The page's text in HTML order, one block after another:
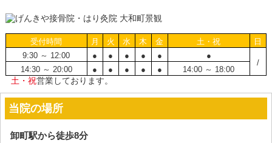
受付時間 月 火 水 木 金 土・祝
日
9:30 ～ 12:00
● ● ● ● ●
●
/
14:30 ～ 20:00 ● ● ● ● ● 14:00 ～ 18:00
土・祝営業しております。
当院の場所
卸町駅から徒歩8分